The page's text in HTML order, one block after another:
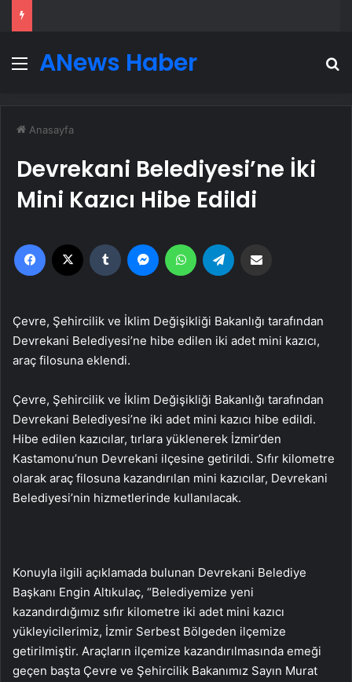
MenüANews Haber
Anasayfa
Devrekani Belediyesi’ne İki
Mini Kazıcı Hibe Edildi
Facebook Tumblr MessengerWhatsApp
Çevre, Şehircilik ve İklim Değişikliği Bakanlığı tarafından
Devrekani Belediyesi’ne hibe edilen iki adet mini kazıcı,
araç filosuna eklendi.
Çevre, Şehircilik ve İklim Değişikliği Bakanlığı tarafından
Devrekani Belediyesi’ne iki adet mini kazıcı hibe edildi.
Hibe edilen kazıcılar, tırlara yüklenerek İzmir’den
Kastamonu’nun Devrekani ilçesine getirildi. Sıfır kilometre
olarak araç filosuna kazandırılan mini kazıcılar, Devrekani
Belediyesi’nin hizmetlerinde kullanılacak.
Konuyla ilgili açıklamada bulunan Devrekani Belediye
Başkanı Engin Altıkulaç, “Belediyemize yeni
kazandırdığımız sıfır kilometre iki adet mini kazıcı
yükleyicilerimiz, İzmir Serbest Bölgeden ilçemize
getirilmiştir. Araçların ilçemize kazandırılmasında emeği
geçen başta Çevre ve Şehircilik Bakanımız Sayın Murat